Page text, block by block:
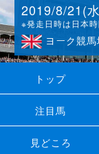
2019/8/21(
※発走日時は日本時
ヨーク競馬
トップ
注目馬
見どころ